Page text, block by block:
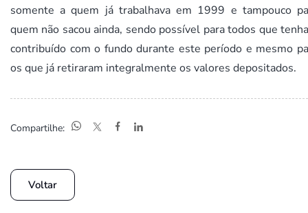
somente a quem já trabalhava em 1999 e tampouco
quem não sacou ainda, sendo possível para todos que
contribuído com o fundo durante este período e mesmo
os que já retiraram integralmente os valores depositados.
Compartilhe:
Voltar